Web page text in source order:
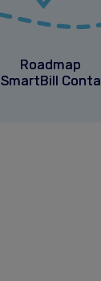
Roadmap
SmartBill Conta